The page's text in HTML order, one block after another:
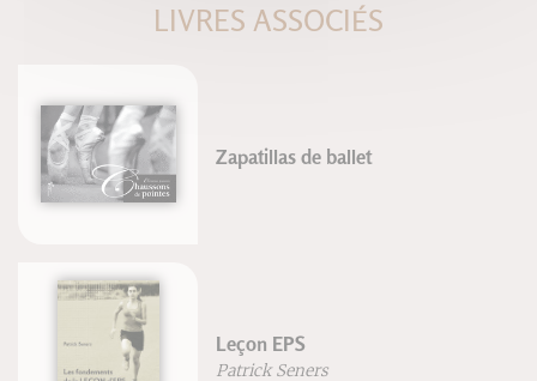
LIVRES ASSOCIÉS
Zapatillas de ballet
Leçon EPS
Patrick Seners